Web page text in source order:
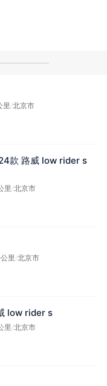
里/北京市
款 路威 low rider s
里/北京市
里 /北京市
low rider s
里 /北京市